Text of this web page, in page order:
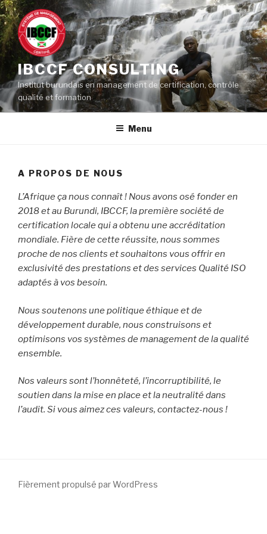
Aller
au
contenu
principal
IBCCF CONSULTING
Institut burundais en management de certification, contrôle
qualité et formation
Menu
A PROPOS DE NOUS
L’Afrique ça nous connaît ! Nous avons osé fonder en
2018 et au Burundi, IBCCF, la première société de
certification locale qui a obtenu une accréditation
mondiale. Fière de cette réussite, nous sommes
proche de nos clients et souhaitons vous offrir en
exclusivité des prestations et des services Qualité ISO
adaptés à vos besoin.
Nous soutenons une politique éthique et de
développement durable, nous construisons et
optimisons vos systèmes de management de la qualité
ensemble.
Nos valeurs sont l’honnêteté, l’incorruptibilité, le
soutien dans la mise en place et la neutralité dans
l’audit. Si vous aimez ces valeurs, contactez-nous !
Fièrement propulsé par WordPress